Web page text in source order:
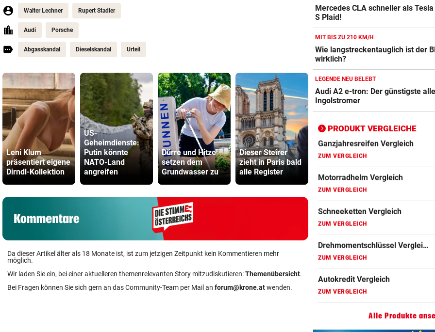
Walter Lechner Rupert Stadler
Audi Porsche
Abgasskandal Dieselskandal Urteil
Leni Klum
präsentiert eigene
Dirndl-Kollektion
US-
Geheimdienste:
Putin könnte
NATO-Land
angreifen
Dürre und Hitze
setzen dem
Grundwasser zu
Dieser Steirer
zieht in Paris bald
alle Register
Die große Kunst,
sein
Minister
noch
Scooter
Da dieser Artikel älter als 18 Monate ist, ist zum jetzigen Zeitpunkt kein Kommentieren mehr
möglich.
Wir laden Sie ein, bei einer aktuelleren themenrelevanten Story mitzudiskutieren:Themenübersicht.
Bei Fragen können Sie sich gern an das Community-Team per Mail an forum@krone.atwenden.
Mercedes CLA schneller als
S Plaid!
MIT BIS ZU 210 KM/H
Wie langstreckentauglich ist der
wirklich?
LEGENDE NEU BELEBT
Audi A2 e-tron: Der günstigste
Ingolstromer
PRODUKT VERGLEICHE
Winterreifen Vergleich
Wagenheber Vergleich
ZUM VERGLEICH
Elektroroller Vergleich
ZUM VERGLEICH
Ganzjahresreifen Vergleich
ZUM VERGLEICH
Motorradhelm Vergleich
ZUM VERGLEICH
Schneeketten Vergleich
ZUM VERGLEICH
ZUM VERGLEICH
Autokredit Vergleich
ZUM VERGLEICH
Kompressor Vergleich
ZUM VERGLEICH
Alle Produkte